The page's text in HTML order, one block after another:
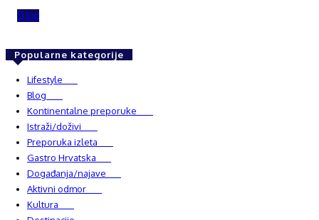
Blog
Popularne kategorije
Lifestyle
Blog
Kontinentalne preporuke
Istraži/doživi
Preporuka izleta
Gastro Hrvatska
Događanja/najave
Aktivni odmor
Kultura